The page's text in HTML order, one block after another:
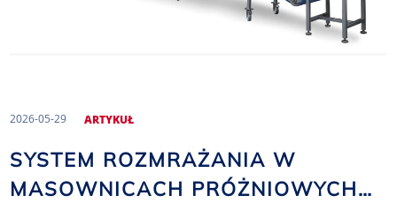
2026-05-29 ARTYKUŁ
SYSTEM ROZMRAŻANIA W
MASOWNICACH PRÓŻNIOWYCH